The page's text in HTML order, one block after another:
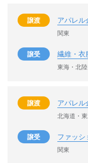
譲渡 アパレル
関東
譲受 繊維・衣
東海・北陸
譲渡 アパレル
北海道・
譲受 ファッシ
関東